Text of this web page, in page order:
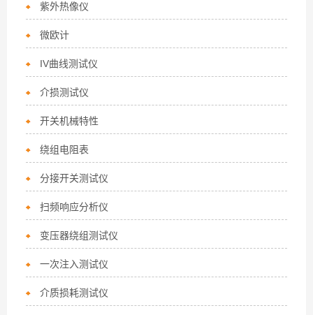
紫外热像仪
微欧计
IV曲线测试仪
介损测试仪
开关机械特性
绕组电阻表
分接开关测试仪
扫频响应分析仪
变压器绕组测试仪
一次注入测试仪
介质损耗测试仪